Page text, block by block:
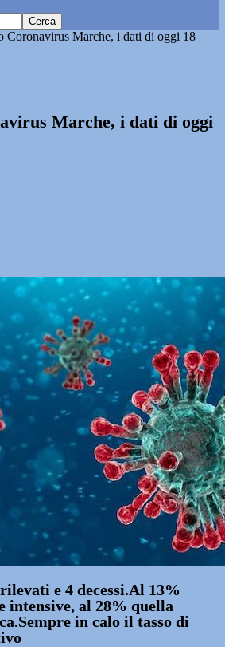
Coronavirus Marche, i dati di oggi 18
Marche, i dati di oggi
e 4 decessi.Al 13%
intensive, al 28% quella
in calo il tasso di